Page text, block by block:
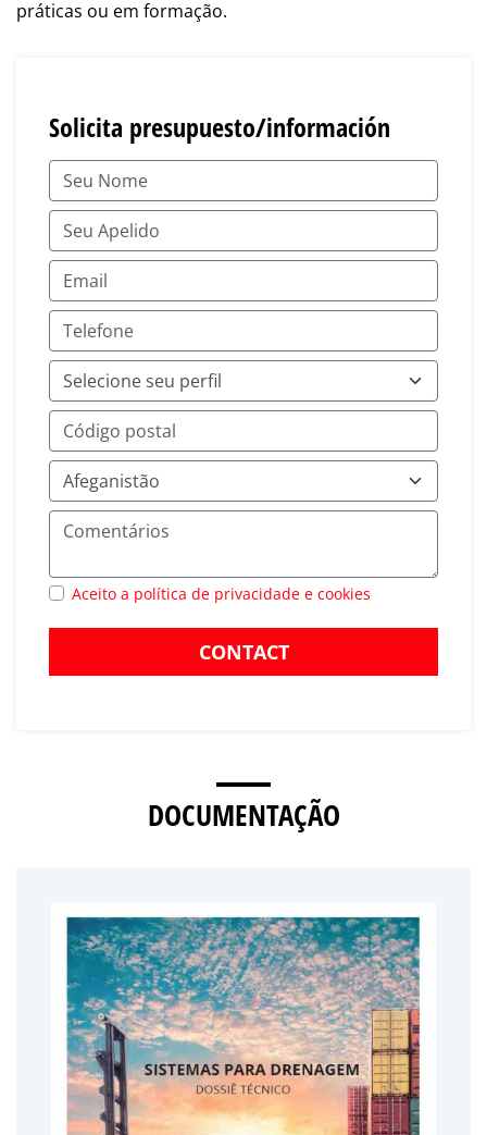
práticas ou em formação.
Solicita presupuesto/información
Aceito a política de privacidade e cookies
CONTACT
DOCUMENTAÇÃO